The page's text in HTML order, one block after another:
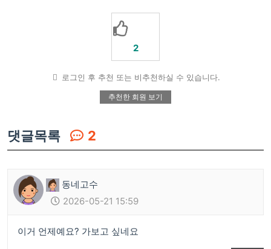
2
로그인 후 추천 또는 비추천하실 수 있습니다.
추천한 회원 보기
댓글목록 2
동네고수
2026-05-21 15:59
이거 언제예요? 가보고 싶네요